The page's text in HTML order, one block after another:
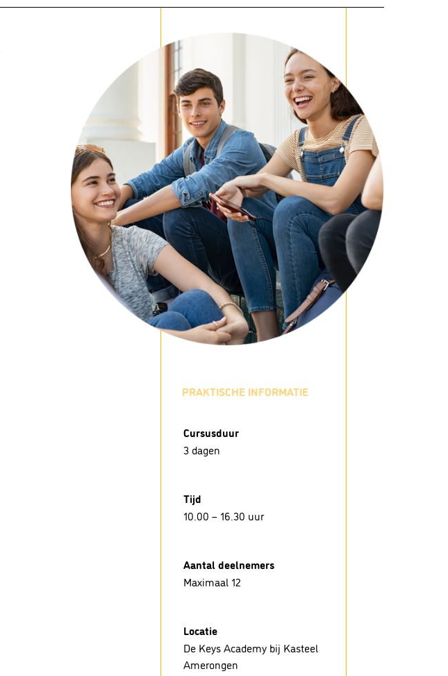
PRAKTISCHE INFORMATIE
Cursusduur
3 dagen
Tijd
10.00 – 16.30 uur
Aantal deelnemers
Maximaal 12
Locatie
De Keys Academy bij Kasteel
Amerongen